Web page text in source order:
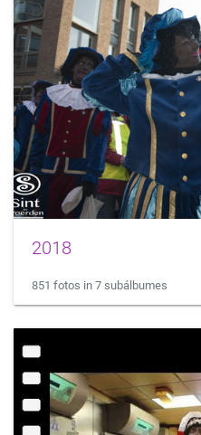
2018
851 fotos in 7 subálbumes